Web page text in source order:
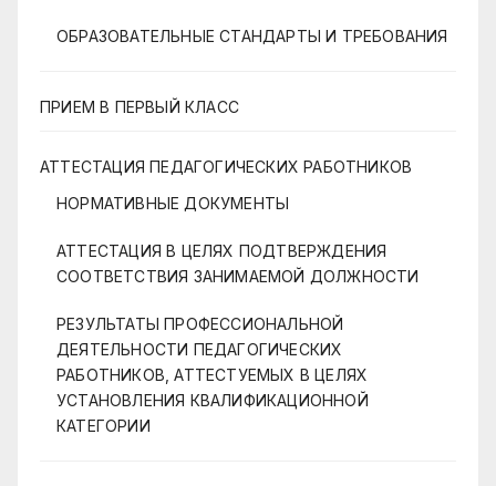
ОБРАЗОВАТЕЛЬНЫЕ СТАНДАРТЫ И ТРЕБОВАНИЯ
ПРИЕМ В ПЕРВЫЙ КЛАСС
АТТЕСТАЦИЯ ПЕДАГОГИЧЕСКИХ РАБОТНИКОВ
НОРМАТИВНЫЕ ДОКУМЕНТЫ
АТТЕСТАЦИЯ В ЦЕЛЯХ ПОДТВЕРЖДЕНИЯ
СООТВЕТСТВИЯ ЗАНИМАЕМОЙ ДОЛЖНОСТИ
РЕЗУЛЬТАТЫ ПРОФЕССИОНАЛЬНОЙ
ДЕЯТЕЛЬНОСТИ ПЕДАГОГИЧЕСКИХ
РАБОТНИКОВ, АТТЕСТУЕМЫХ В ЦЕЛЯХ
УСТАНОВЛЕНИЯ КВАЛИФИКАЦИОННОЙ
КАТЕГОРИИ